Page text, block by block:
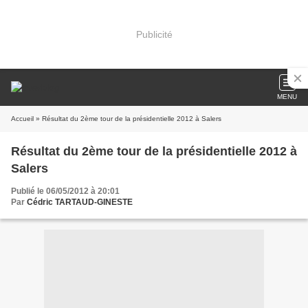
Publicité
MENU
Accueil » Résultat du 2ème tour de la présidentielle 2012 à Salers
Résultat du 2ème tour de la présidentielle 2012 à
Salers
Publié le 06/05/2012 à 20:01
Par Cédric TARTAUD-GINESTE